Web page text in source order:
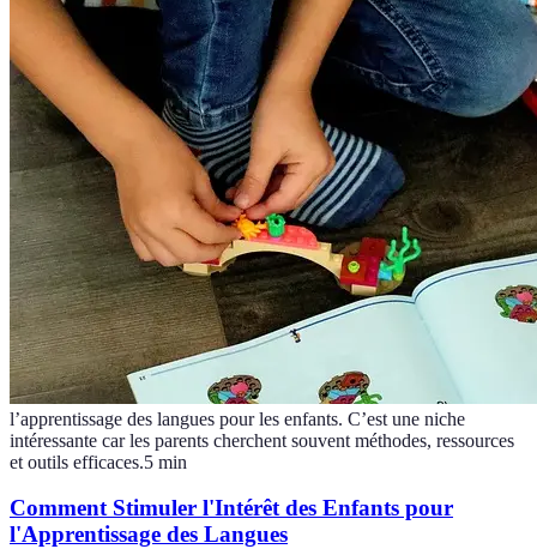
l’apprentissage des langues pour les enfants. C’est une niche
intéressante car les parents cherchent souvent méthodes, ressources
et outils efficaces.5 min
Comment Stimuler l'Intérêt des Enfants pour
l'Apprentissage des Langues